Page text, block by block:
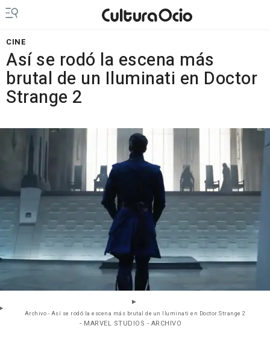
CINE
Así se rodó la escena más
brutal de un Iluminati en Doctor
Strange 2
Archivo - Así se rodó la escena más brutal de un Iluminati en Doctor Strange 2
- MARVEL STUDIOS - ARCHIVO